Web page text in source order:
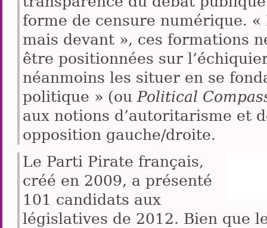
forme de censure numérique.
mais devant », ces formations
être positionnées sur
néanmoins les situer en se
politique » (ouPolitical
aux notions d’autoritarisme et
opposition gauche/droite.
Le Parti Pirate français,
créé en 2009, a présenté
101 candidats aux
législatives de 2012. Bien que